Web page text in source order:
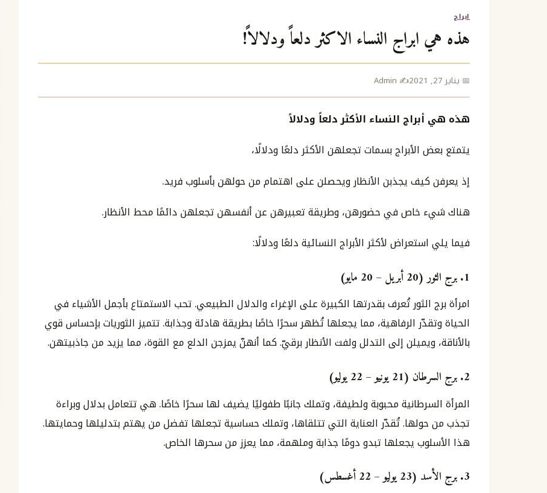
ابراج
هذه هي ابراج النساء الاكثر دلعاً ودلالاً!
📅 يناير 27, 2021 ✍️ Admin
هذه هي أبراج النساء الأكثر دلعاً ودلالاً
يتمتع بعض الأبراج بسمات تجعلهن الأكثر دلعًا ودلالًا،
إذ يعرفن كيف يجذبن الأنظار ويحصلن على اهتمام من حولهن بأسلوب فريد.
هناك شيء خاص في حضورهن، وطريقة تعبيرهن عن أنفسهن تجعلهن دائمًا محط الأنظار.
فيما يلي استعراض لأكثر الأبراج النسائية دلعًا ودلالًا:
1. برج الثور (20 أبريل – 20 مايو)
امرأة برج الثور تُعرف بقدرتها الكبيرة على الإغراء والدلال الطبيعي. تحب الاستمتاع بأجمل الأشياء في
الحياة وتقدّر الرفاهية، مما يجعلها تُظهر سحرًا خاصًا بطريقة هادئة وجذابة. تتميز الثوريات بإحساس قوي
بالأناقة، ويميلن إلى التدلل ولفت الأنظار برقيّ. كما أنهنّ يمزجن الدلع مع القوة، مما يزيد من جاذبيتهن.
2. برج السرطان (21 يونيو – 22 يوليو)
المرأة السرطانية محبوبة ولطيفة، وتملك جانبًا طفوليًا يضيف لها سحرًا خاصًا. هي تتعامل بدلال وبراءة
تجذب من حولها. تُقدّر العناية التي تتلقاها، وتملك حساسية تجعلها تفضل من يهتم بتدليلها وحمايتها.
هذا الأسلوب يجعلها تبدو دومًا جذابة وملهمة، مما يعزز من سحرها الخاص.
3. برج الأسد (23 يوليو – 22 أغسطس)